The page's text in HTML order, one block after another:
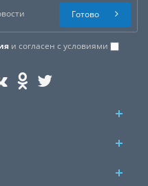
и согласен с условиями
Готово